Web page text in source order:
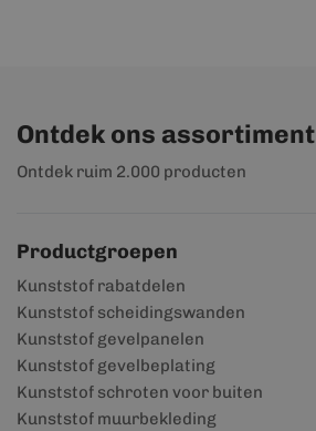
Ontdek ons assortiment
Ontdek ruim 2.000 producten
Productgroepen
Kunststof rabatdelen
Kunststof scheidingswanden
Kunststof gevelpanelen
Kunststof gevelbeplating
Kunststof schroten voor buiten
Kunststof muurbekleding